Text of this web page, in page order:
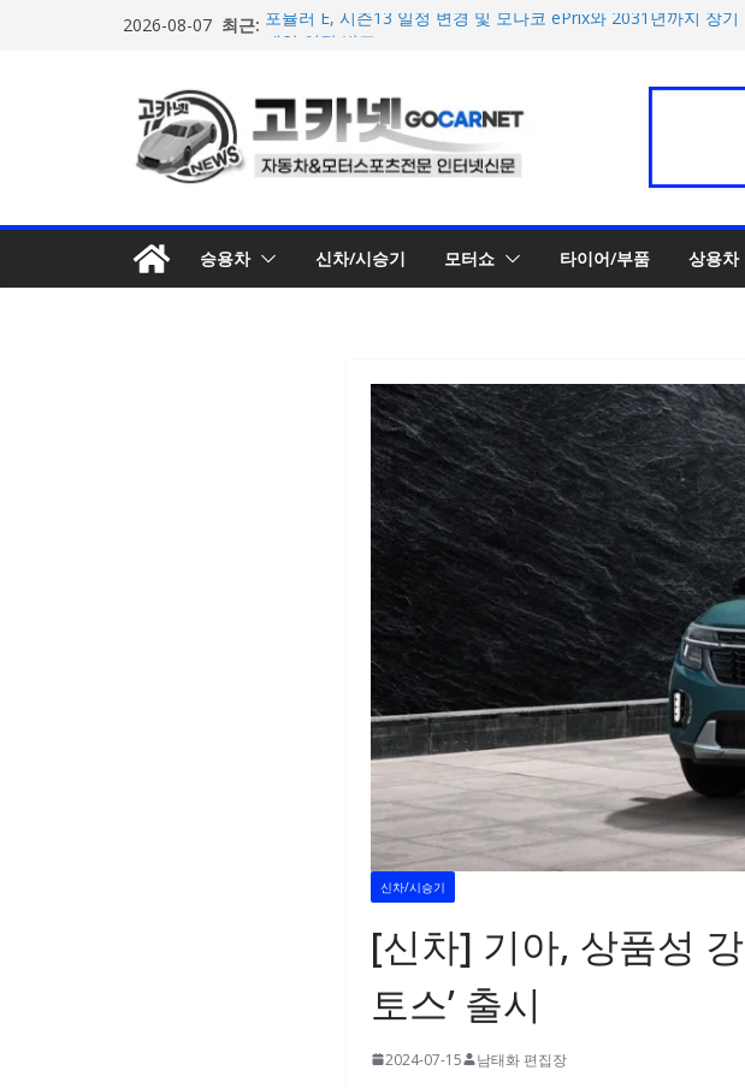
2026-08-07 최근: 포뮬러 E, 시즌13 일정 변경 및 모나코 ePrix와 2031년까지 장기
기차 ‘A2 e-트론’ 공개
현대차, 8세대 완전변경 ‘디 올 뉴 아반떼’ 주요 사양 및 가격 공
개… 본격 계약 개시
2026년 7월 국내 수입 승용차 신규 등록 전년 대비 14.3% 증가
한국타이어, 안전한 여름철 주행 위한 타이어 관리법 제안
승용차 신차/시승기 모터쇼 타이어/부품 상용차
신차/시승기
[신차] 기아, 상품성
토스’ 출시
2024-07-15 남태화 편집장